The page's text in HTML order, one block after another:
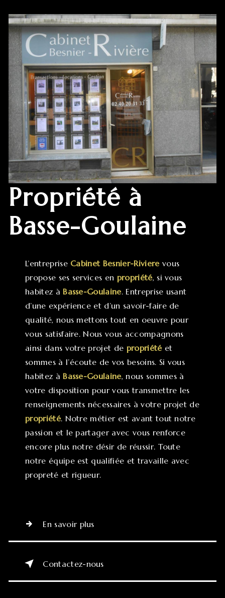
propriété à
Basse-Goulaine
L’entreprise Cabinet Besnier-Riviere vous
propose ses services en propriété, si vous
habitez àBasse-Goulaine. Entreprise usant
d’une expérience et d’un savoir-faire de
qualité, nous mettons tout en oeuvre pour
vous satisfaire. Nous vous accompagnons
ainsi dans votre projet de propriété et
sommes à l’écoute de vos besoins. Si vous
habitez àBasse-Goulaine, nous sommes à
votre disposition pour vous transmettre les
renseignements nécessaires à votre projet de
propriété. Notre métier est avant tout notre
passion et le partager avec vous renforce
encore plus notre désir de réussir. Toute
notre équipe est qualifiée et travaille avec
propreté et rigueur.
En savoir plus
Contactez-nous